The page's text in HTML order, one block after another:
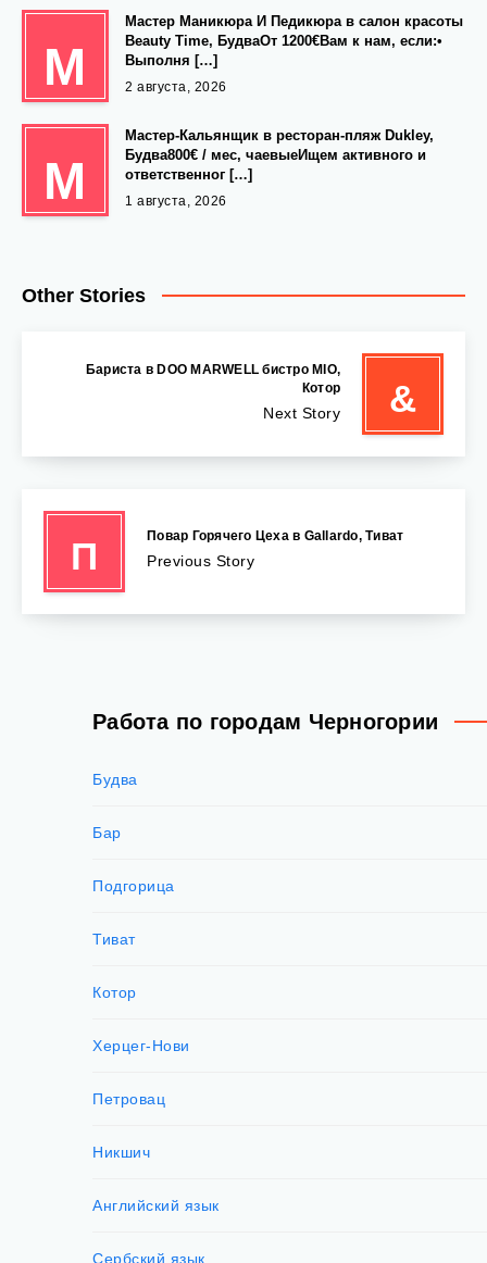
М
Мастер Маникюра И Педикюра в салон красоты
Beauty Time, БудваОт 1200€Вам к нам, если:•
Выполня […]
2 августа, 2026
М
Мастер-Кальянщик в ресторан-пляж Dukley,
Будва800€ / мес, чаевыеИщем активного и
ответственног […]
1 августа, 2026
Other Stories
&
️ Бариста в DOO MARWELL бистро MIO,
Котор
Next Story
П Повар Горячего Цеха в Gallardo, Тиват
Previous Story
Работа по городам Черногории
Будва
Бар
Подгорица
Тиват
Котор
Херцег-Нови
Петровац
Никшич
Английский язык
Сербский язык